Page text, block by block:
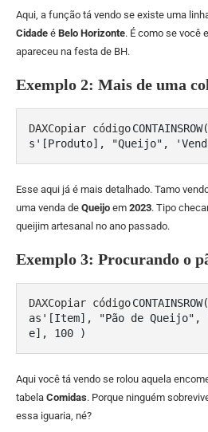
Aqui, a função tá vendo se existe uma
Cidade é Belo Horizonte. É como se você
apareceu na festa de BH.
Exemplo 2: Mais de uma
DAXCopiar código
Esse aqui já é mais detalhado. Tamo
uma venda de Queijo em 2023. Tipo
queijim artesanal no ano passado.
Exemplo 3: Procurando o
DAXCopiar código
as'[Item], "Pão de Queijo",
Aqui você tá vendo se rolou aquela
tabela Comidas. Porque ninguém
essa iguaria, né?